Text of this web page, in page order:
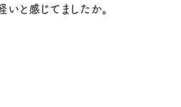
と感じてましたか。